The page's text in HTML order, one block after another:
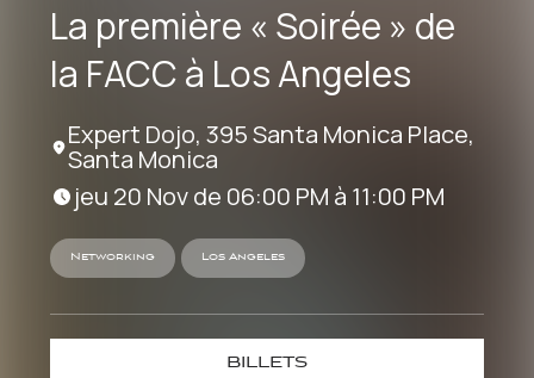
La première « Soirée » de
la FACC à Los Angeles
Expert Dojo, 395 Santa Monica Place,
Santa Monica
jeu 20 Nov de 06:00 PM à 11:00 PM
Networking Los Angeles
BILLETS